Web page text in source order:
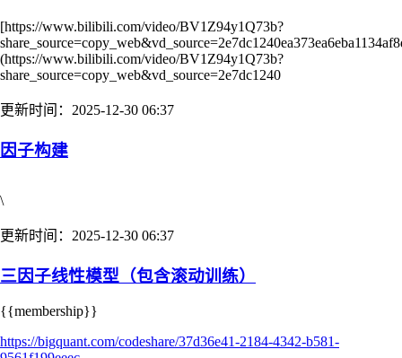
[https://www.bilibili.com/video/BV1Z94y1Q73b?
(https://www.bilibili.com/video/BV1Z94y1Q73b?
share_source=copy_web&vd_source=2e7dc1240
更新时间：2025-12-30 06:37
因子构建
\
更新时间：2025-12-30 06:37
三因子线性模型（包含滚动训练）
{{membership}}
https://bigquant.com/codeshare/37d36e41-2184-4342-b581-